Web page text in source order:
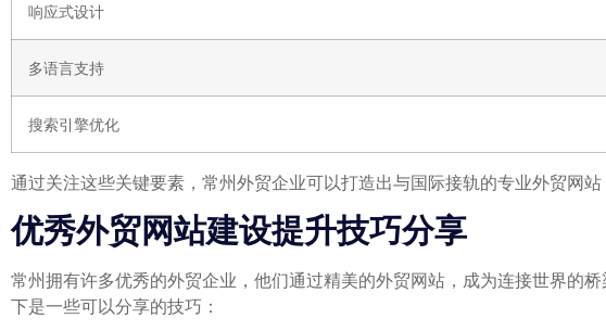
响应式设计
多语言支持
搜索引擎优化
通过关注这些关键要素，常州外贸企业可以打造出与国际接轨的专业外贸网站
优秀外贸网站建设提升技巧分享
常州拥有许多优秀的外贸企业，他们通过精美的外贸网站，成为连接世界的
下是一些可以分享的技巧：